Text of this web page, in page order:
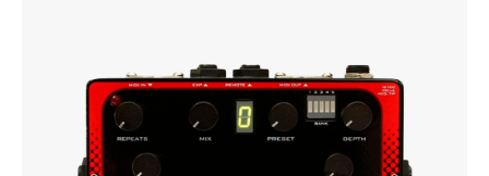
+7 (999) 213-51-93